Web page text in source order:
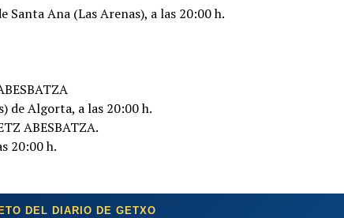
Santa Ana (Las Arenas), a las 20:00 h.
de Algorta, a las 20:00 h.
ABESBATZA.
20:00 h.
DEL DIARIO DE GETXO